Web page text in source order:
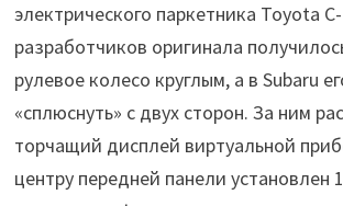
электрического паркетника Toyota
разработчиков оригинала
рулевое колесо круглым, а в Subaru
«сплюснуть» с двух сторон. За ним
торчащий дисплей виртуальной
центру передней панели